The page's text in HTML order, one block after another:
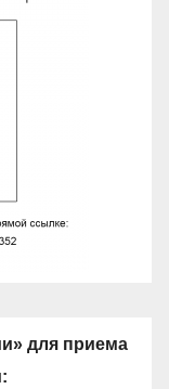
для приема